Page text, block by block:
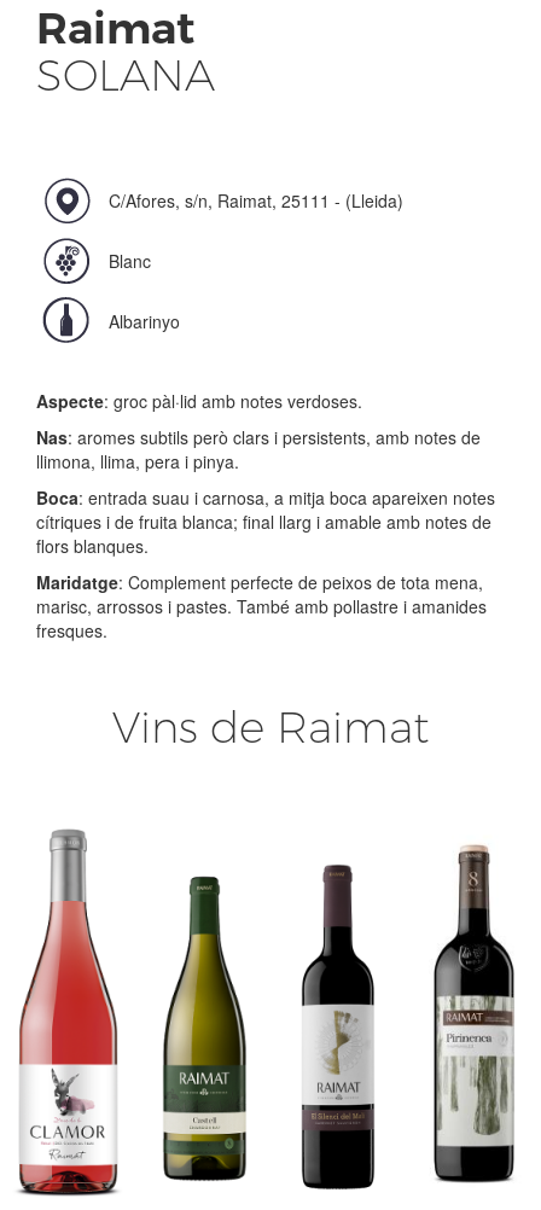
Raimat
SOLANA
C/Afores, s/n, Raimat, 25111 - (Lleida)
Blanc
Albarinyo
Aspecte: groc pàl·lid amb notes verdoses.
Nas: aromes subtils però clars i persistents, amb notes de
llimona, llima, pera i pinya.
Boca: entrada suau i carnosa, a mitja boca apareixen notes
cítriques i de fruita blanca; final llarg i amable amb notes de
flors blanques.
Maridatge: Complement perfecte de peixos de tota mena,
marisc, arrossos i pastes. També amb pollastre i amanides
fresques.
Vins de Raimat